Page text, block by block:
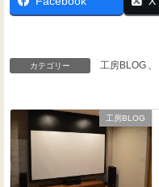
カテゴリー 工房BLOG 、
工房BLOG